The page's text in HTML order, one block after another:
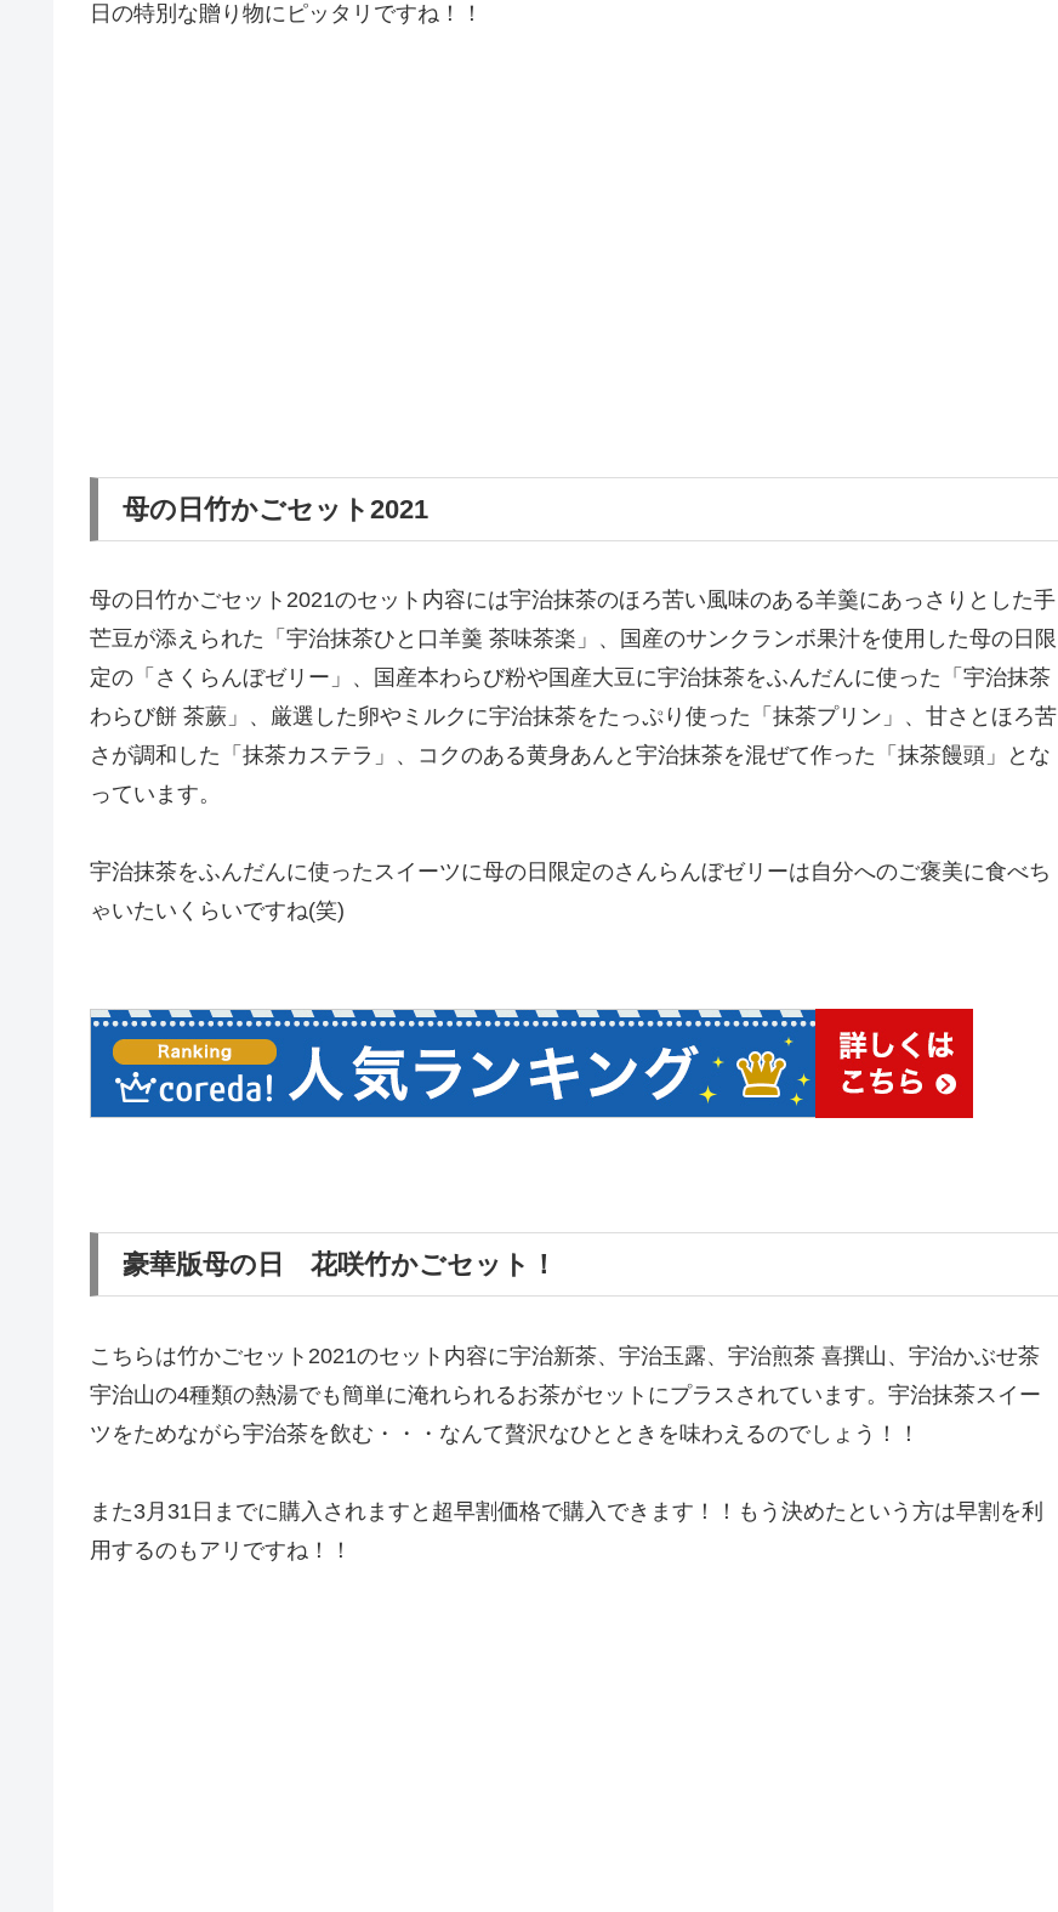
日の特別な贈り物にピッタリですね！！
母の日竹かごセット2021
母の日竹かごセット2021のセット内容には宇治抹茶のほろ苦い風味のある羊羹にあっさりとした手
芒豆が添えられた「宇治抹茶ひと口羊羹 茶味茶楽」、国産のサンクランボ果汁を使用した母の日限
定の「さくらんぼゼリー」、国産本わらび粉や国産大豆に宇治抹茶をふんだんに使った「宇治抹茶
わらび餅 茶蕨」、厳選した卵やミルクに宇治抹茶をたっぷり使った「抹茶プリン」、甘さとほろ苦
さが調和した「抹茶カステラ」、コクのある黄身あんと宇治抹茶を混ぜて作った「抹茶饅頭」とな
っています。
宇治抹茶をふんだんに使ったスイーツに母の日限定のさんらんぼゼリーは自分へのご褒美に食べち
ゃいたいくらいですね(笑)
豪華版母の日 花咲竹かごセット！
こちらは竹かごセット2021のセット内容に宇治新茶、宇治玉露、宇治煎茶 喜撰山、宇治かぶせ茶
宇治山の4種類の熱湯でも簡単に淹れられるお茶がセットにプラスされています。宇治抹茶スイー
ツをためながら宇治茶を飲む・・・なんて贅沢なひとときを味わえるのでしょう！！
また3月31日までに購入されますと超早割価格で購入できます！！もう決めたという方は早割を利
用するのもアリですね！！